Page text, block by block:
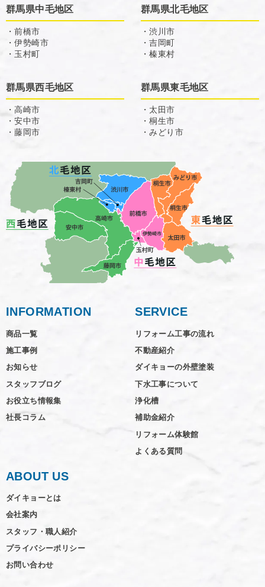
群馬県中毛地区
・前橋市
・伊勢崎市
・玉村町
群馬県北毛地区
・渋川市
・吉岡町
・榛東村
群馬県西毛地区
・高崎市
・安中市
・藤岡市
群馬県東毛地区
・太田市
・桐生市
・みどり市
INFORMATION
商品一覧
施工事例
お知らせ
スタッフブログ
お役立ち情報集
社長コラム
SERVICE
リフォーム工事の流れ
不動産紹介
ダイキョーの外壁塗装
下水工事について
浄化槽
補助金紹介
リフォーム体験館
よくある質問
ABOUT US
ダイキョーとは
会社案内
スタッフ・職人紹介
プライバシーポリシー
お問い合わせ